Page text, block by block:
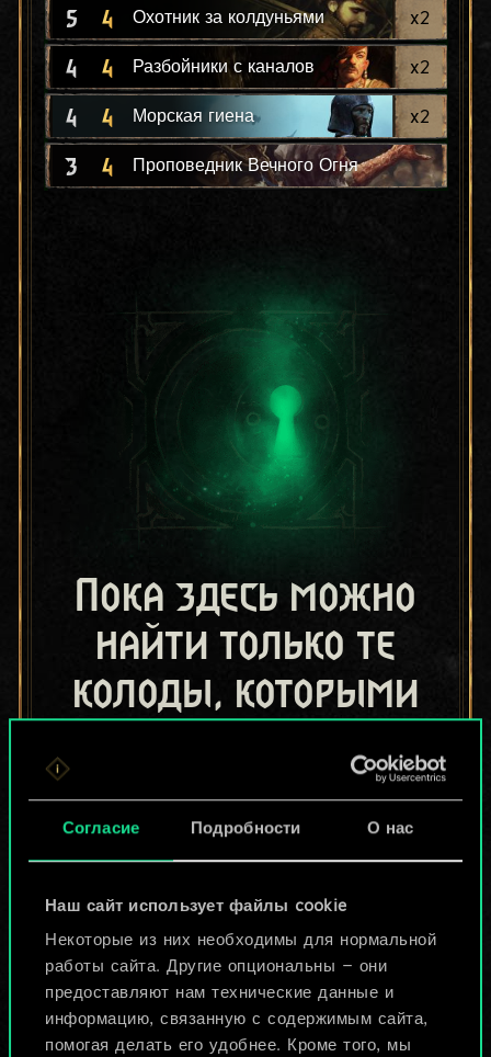
Согласие Подробности О нас
Наш сайт использует файлы cookie
Некоторые из них необходимы для нормальной
работы сайта. Другие опциональны — они
предоставляют нам технические данные и
информацию, связанную с содержимым сайта,
помогая делать его удобнее. Кроме того, мы
5 4 Охотник за колдуньями x2
4 4 Разбойники с каналов x2
4 4 Морская гиена x2
3 4 Проповедник Вечного Огня
Пока здесь можно
найти только те
колоды, которыми
игроки.
Но их может быть
Назвать колоду и описать её
Изменить колоду